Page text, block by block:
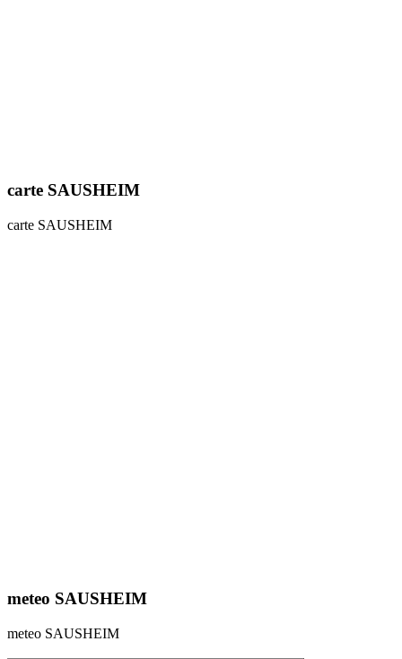
carte SAUSHEIM
carte SAUSHEIM
meteo SAUSHEIM
meteo SAUSHEIM